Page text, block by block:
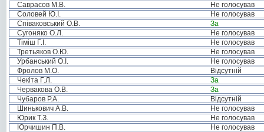
Саврасов М.В.
Не голосував
Соловей Ю.І.
Не голосував
Співаковський О.В.
За
Сугоняко О.Л.
Не голосував
Тіміш Г.І.
Не голосував
Третьяков О.Ю.
Не голосував
Урбанський О.І.
Не голосував
Фролов М.О.
Відсутній
Чекіта Г.Л.
За
Червакова О.В.
За
Чубаров Р.А.
Відсутній
Шинькович А.В.
Не голосував
Юрик Т.З.
Не голосував
Юрчишин П.В.
Не голосував